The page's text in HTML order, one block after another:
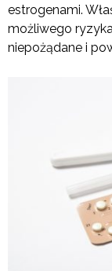
estrogenami.
możliwego
niepożądane i